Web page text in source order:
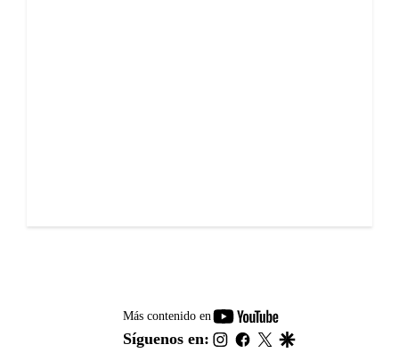
Más contenido en
youtube-
footer
Síguenos en: instagram
facebook
twitter